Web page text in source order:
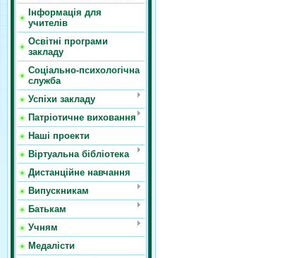
Інформація для
учителів
Освітні програми
закладу
Соціально-психологічна
служба
Успіхи закладу
Патріотичне виховання
Наші проекти
Віртуальна бібліотека
Дистанційне навчання
Випускникам
Батькам
Учням
Медалісти